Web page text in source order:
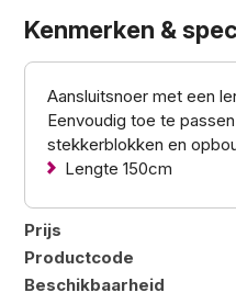
Kenmerken &
Aansluitsnoer met een
Eenvoudig toe te
stekkerblokken en
Lengte 150cm
Prijs
Productcode
Beschikbaarheid